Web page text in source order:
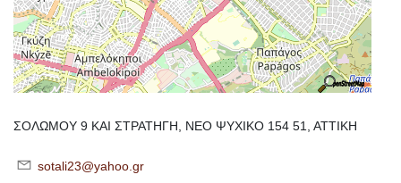
ΣΟΛΩΜΟΥ 9 ΚΑΙ ΣΤΡΑΤΗΓΗ, ΝΕΟ ΨΥΧΙΚΟ 154 51, ΑΤΤΙΚΗ
sotali23@yahoo.gr